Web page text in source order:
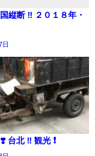
縦断 ‼︎ ２０１８年・
日
台北 ‼︎ 観光 ❗️